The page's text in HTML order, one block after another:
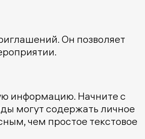
Он позволяет
информацию. Начните с
могут содержать личное
чем простое текстовое